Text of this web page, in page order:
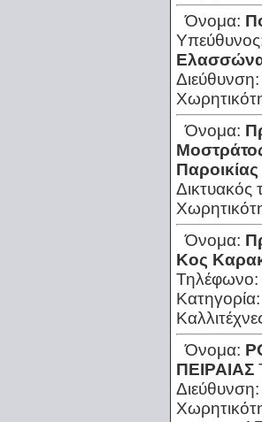
Όνομα:
Διεύθυνση:
Όνομα:
Παροικίας
Δικτυακός
Όνομα:
Κος
Τηλέφωνο:
Κατηγορία:
Όνομα:
ΠΕΙΡΑΙΑΣ
Διεύθυνση: